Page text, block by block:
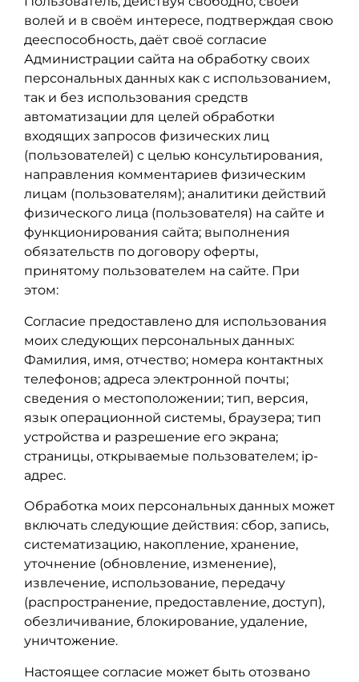
волей и в своём интересе, подтверждая свою
дееспособность, даёт своё согласие
Администрации сайта на обработку своих
персональных данных как с использованием,
так и без использования средств
автоматизации для целей обработки
входящих запросов физических лиц
(пользователей) с целью консультирования,
направления комментариев физическим
лицам (пользователям); аналитики действий
физического лица (пользователя) на сайте и
функционирования сайта; выполнения
обязательств по договору оферты,
принятому пользователем на сайте. При
этом:
Согласие предоставлено для использования
моих следующих персональных данных:
Фамилия, имя, отчество; номера контактных
телефонов; адреса электронной почты;
сведения о местоположении; тип, версия,
язык операционной системы, браузера; тип
устройства и разрешение его экрана;
страницы, открываемые пользователем; ip-
адрес.
Обработка моих персональных данных может
включать следующие действия: сбор, запись,
систематизацию, накопление, хранение,
уточнение (обновление, изменение),
извлечение, использование, передачу
(распространение, предоставление, доступ),
обезличивание, блокирование, удаление,
уничтожение.
Настоящее согласие может быть отозвано